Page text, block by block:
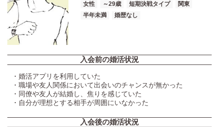
女性 ～29歳 短期決戦タイプ
関東
半年未満
婚歴なし
入会前の婚活状況
・婚活アプリを利用していた
・職場や友人関係において出会いのチャンスが無かった
・同僚や友人が結婚し、焦りを感じていた
・自分が理想とする相手が周囲にいなかった
入会後の婚活状況